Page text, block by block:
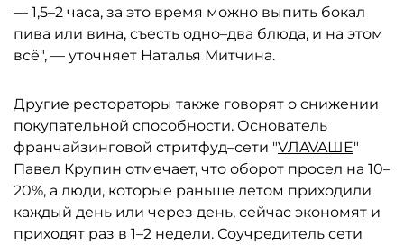
— 1,5–2 часа, за это время можно выпить бокал
пива или вина, съесть одно–два блюда, и на этом
всё", — уточняет Наталья Митчина.
Другие рестораторы также говорят о снижении
покупательной способности. Основатель
франчайзинговой стритфуд–сети "VЛAVAШЕ"
Павел Крупин отмечает, что оборот просел на 10–
20%, а люди, которые раньше летом приходили
каждый день или через день, сейчас экономят и
приходят раз в 1–2 недели. Соучредитель сети